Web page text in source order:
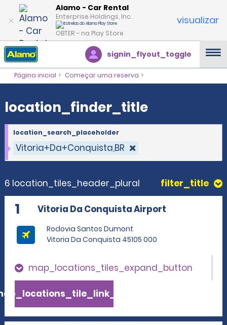
location_finder_titleAlamo - Car Rental
Enterprise Holdings, Inc.
OBTER – na Play Store
visualizar
signin_flyout_toggle
Página inicial Começar uma reserva
location_finder_title
Vitoria+Da+Conquista,BR
location_search_placeholder
6 location_tiles_header_plural filter_title
1 Vitoria Da Conquista Airport
Rodovia Santos Dumont
Vitoria Da Conquista 45105 000
map_locations_tiles_expand_button